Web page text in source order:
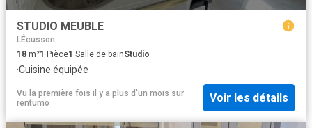
STUDIO MEUBLE
LÉcusson
18 m²1 Pièce1 Salle de bainStudio
·Cuisine équipée
Vu la première fois il y a plus d'un mois sur
rentumo
Voir les détails